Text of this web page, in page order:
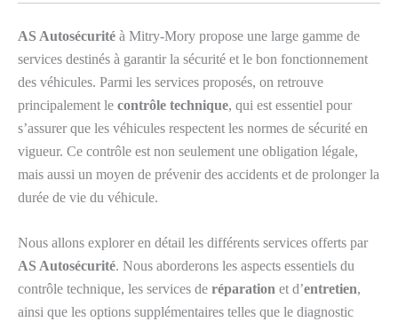
AS Autosécurité à Mitry-Mory propose une large gamme de
services destinés à garantir la sécurité et le bon fonctionnement
des véhicules. Parmi les services proposés, on retrouve
principalement le contrôle technique, qui est essentiel pour
s’assurer que les véhicules respectent les normes de sécurité en
vigueur. Ce contrôle est non seulement une obligation légale,
mais aussi un moyen de prévenir des accidents et de prolonger la
durée de vie du véhicule.
Nous allons explorer en détail les différents services offerts par
AS Autosécurité. Nous aborderons les aspects essentiels du
contrôle technique, les services de réparation et d’entretien,
ainsi que les options supplémentaires telles que le diagnostic